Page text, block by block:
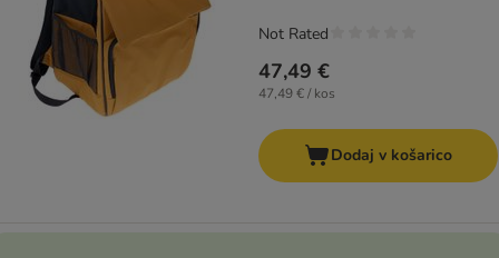
47,49 €
47,49 € / kos
Not Rated
Dodaj v košarico